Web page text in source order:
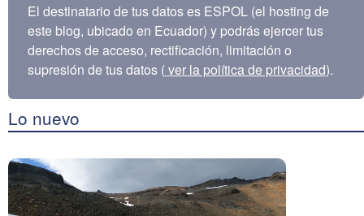
El destinatario de tus datos es ESPOL (el hosting de
este blog, ubicado en Ecuador) y podrás ejercer tus
derechos de acceso, rectificación, limitación o
supresión de tus datos (ver la política de privacidad).
Lo nuevo